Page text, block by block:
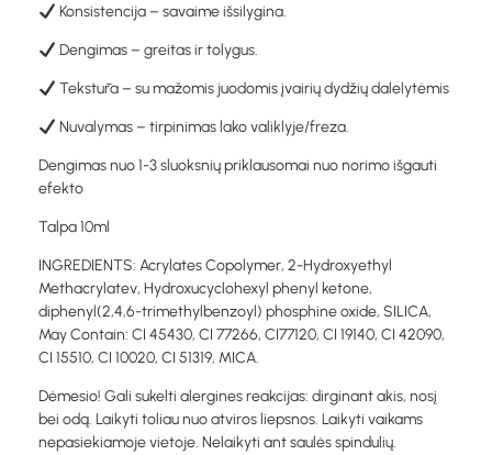
Konsistencija – savaime išsilygina.
Dengimas – greitas ir tolygus.
Tekstūra – su mažomis juodomis įvairių dydžių dalelytėmis
Nuvalymas – tirpinimas lako valiklyje/freza.
Dengimas nuo 1-3 sluoksnių priklausomai nuo norimo išgauti
efekto
Talpa 10ml
INGREDIENTS: Acrylates Copolymer, 2-Hydroxyethyl
Methacrylatev, Hydroxucyclohexyl phenyl ketone,
diphenyl(2,4,6-trimethylbenzoyl) phosphine oxide, SILICA,
May Contain: CI 45430, CI 77266, CI77120, CI 19140, CI 42090,
CI 15510, CI 10020, CI 51319, MICA.
Dėmesio! Gali sukelti alergines reakcijas: dirginant akis, nosį
bei odą. Laikyti toliau nuo atviros liepsnos. Laikyti vaikams
nepasiekiamoje vietoje. Nelaikyti ant saulės spindulių.